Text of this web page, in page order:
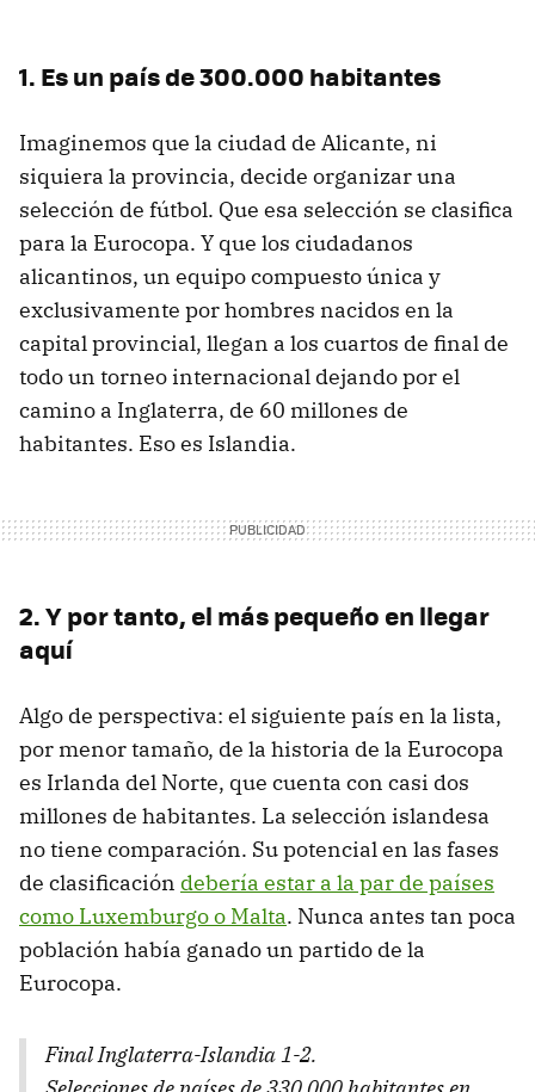
1. Es un país de 300.000 habitantes
Imaginemos que la ciudad de Alicante, ni
siquiera la provincia, decide organizar una
selección de fútbol. Que esa selección se clasifica
para la Eurocopa. Y que los ciudadanos
alicantinos, un equipo compuesto única y
exclusivamente por hombres nacidos en la
capital provincial, llegan a los cuartos de final de
todo un torneo internacional dejando por el
camino a Inglaterra, de 60 millones de
habitantes. Eso es Islandia.
2. Y por tanto, el más pequeño en llegar
aquí
Algo de perspectiva: el siguiente país en la lista,
por menor tamaño, de la historia de la Eurocopa
es Irlanda del Norte, que cuenta con casi dos
millones de habitantes. La selección islandesa
no tiene comparación. Su potencial en las fases
de clasificación debería estar a la par de países
como Luxemburgo o Malta. Nunca antes tan poca
población había ganado un partido de la
Eurocopa.
Final Inglaterra-Islandia 1-2.